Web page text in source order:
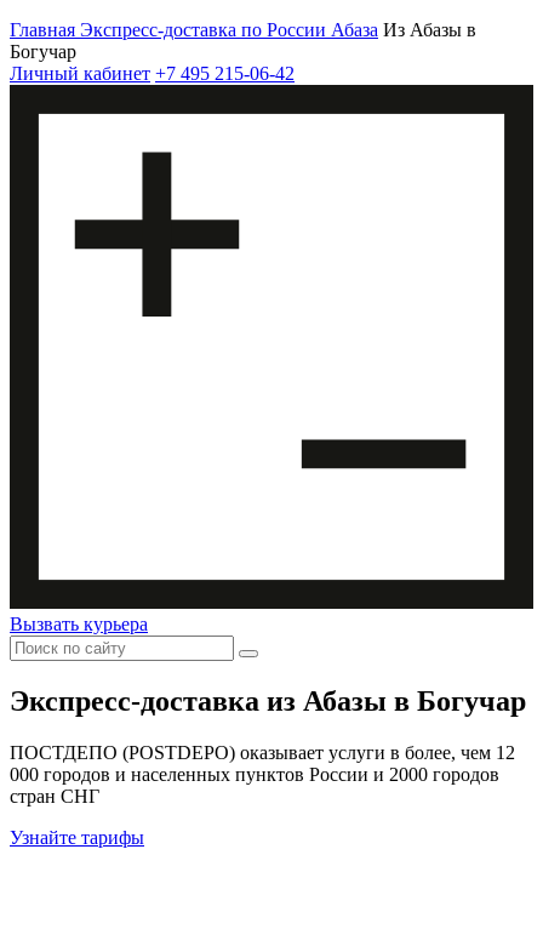
Главная Экспресс-доставка по России Абаза Из Абазы в
Богучар
Личный кабинет +7 495 215-06-42
Вызвать курьера
Экспресс-доставка из Абазы в Богучар
ПОСТДЕПО (POSTDEPO) оказывает услуги в более, чем 12
000 городов и населенных пунктов России и 2000 городов
стран СНГ
Узнайте тарифы